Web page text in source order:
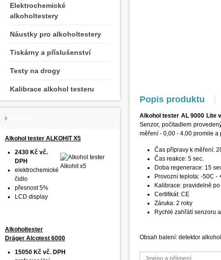
Popis produktu
Alkohol tester AL 9000 Lite
Senzor, počitadlem
měření - 0,00 - 4,00 promile a
Čas přípravy k měření:
Čas reakce: 5 sec.
Doba regenerace: 15
Provozní teplota: -50C -
Kalibrace: pravidelně
Certifikát: CE
Záruka: 2 roky
Rychlé zahřátí senzoru
Obsah balení: detektor
Elektrochemické
alkoholtestery
Náustky pro alkoholtestery
Tiskárny a příslušenství
Testy na drogy
Kalibrace alkohol testeru
Alkohol tester ALKOHIT X5
2430 Kč vč.
DPH
elektrochemické
čidlo
přesnost 5%
LCD display
Alkoholtester
Dräger Alcotest 6000
15050 Kč vč. DPH